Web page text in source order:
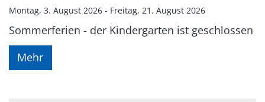
Montag, 3. August 2026 - Freitag, 21. August 2026
Sommerferien - der Kindergarten ist geschlossen
Mehr